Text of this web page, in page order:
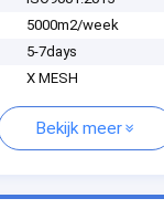
5000m2/week
5-7days
X MESH
Bekijk meer